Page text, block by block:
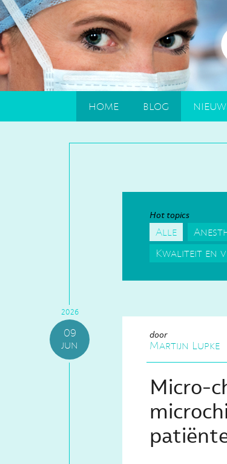
home blog
Hot topics
Alle
Kwaliteit en
2026
09
jun
door
Martijn Lupke
Micro-